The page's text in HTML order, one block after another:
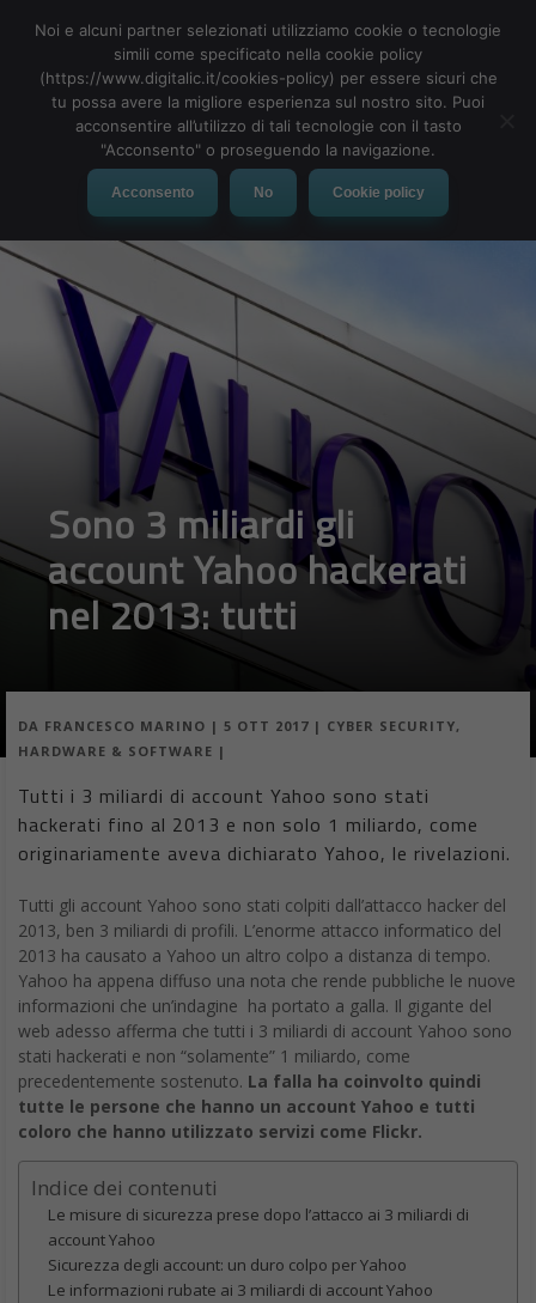
MENU
Sono 3 miliardi gli
account Yahoo hackerati
nel 2013: tutti
DA FRANCESCO MARINO | 5 OTT 2017 | CYBER SECURITY,
HARDWARE & SOFTWARE |
Tutti i 3 miliardi di account Yahoo sono stati
hackerati fino al 2013 e non solo 1 miliardo, come
originariamente aveva dichiarato Yahoo, le rivelazioni.
Tutti gli account Yahoo sono stati colpiti dall’attacco hacker del
2013, ben 3 miliardi di profili. L’enorme attacco informatico del
2013 ha causato a Yahoo un altro colpo a distanza di tempo.
Yahoo ha appena diffuso una nota che rende pubbliche le nuove
informazioni che un’indagine ha portato a galla. Il gigante del
web adesso afferma che tutti i 3 miliardi di account Yahoo sono
stati hackerati e non “solamente” 1 miliardo, come
precedentemente sostenuto. La falla ha coinvolto quindi
tutte le persone che hanno un account Yahoo e tutti
coloro che hanno utilizzato servizi come Flickr.
Indice dei contenuti
Le misure di sicurezza prese dopo l’attacco ai 3 miliardi di
account Yahoo
Sicurezza degli account: un duro colpo per Yahoo
Le informazioni rubate ai 3 miliardi di account Yahoo
Noi e alcuni partner selezionati utilizziamo cookie o tecnologie
simili come specificato nella cookie policy
(https://www.digitalic.it/cookies-policy) per essere sicuri che
tu possa avere la migliore esperienza sul nostro sito. Puoi
acconsentire all’utilizzo di tali tecnologie con il tasto
"Acconsento" o proseguendo la navigazione.
Acconsento No Cookie policy